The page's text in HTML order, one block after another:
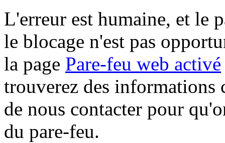
L'erreur est humaine, et le
le blocage n'est pas
la page Pare-feu web activé
trouverez des informations
de nous contacter pour
du pare-feu.